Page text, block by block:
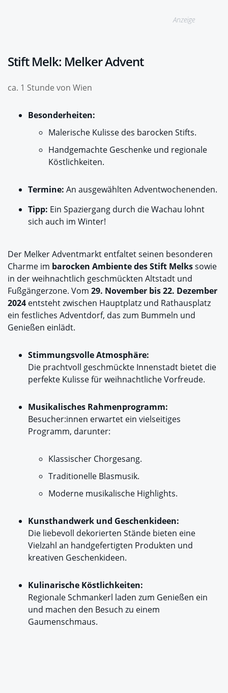
Anzeige
Stift Melk: Melker Advent
ca. 1 Stunde von Wien
Besonderheiten:
Malerische Kulisse des barocken Stifts.
Handgemachte Geschenke und regionale
Köstlichkeiten.
Termine: An ausgewählten Adventwochenenden.
Tipp: Ein Spaziergang durch die Wachau lohnt
sich auch im Winter!
Der Melker Adventmarkt entfaltet seinen besonderen
Charme im barocken Ambiente des Stift Melkssowie
in der weihnachtlich geschmückten Altstadt und
Fußgängerzone. Vom 29. November bis 22. Dezember
2024 entsteht zwischen Hauptplatz und Rathausplatz
ein festliches Adventdorf, das zum Bummeln und
Genießen einlädt.
Stimmungsvolle Atmosphäre:
Die prachtvoll geschmückte Innenstadt bietet die
perfekte Kulisse für weihnachtliche Vorfreude.
Musikalisches Rahmenprogramm:
Besucher:innen erwartet ein vielseitiges
Programm, darunter:
Klassischer Chorgesang.
Traditionelle Blasmusik.
Moderne musikalische Highlights.
Kunsthandwerk und Geschenkideen:
Die liebevoll dekorierten Stände bieten eine
Vielzahl an handgefertigten Produkten und
kreativen Geschenkideen.
Kulinarische Köstlichkeiten:
Regionale Schmankerl laden zum Genießen ein
und machen den Besuch zu einem
Gaumenschmaus.